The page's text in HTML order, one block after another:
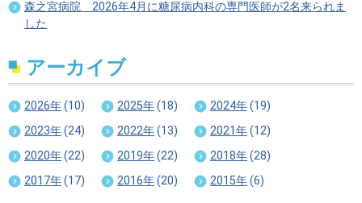
森之宮病院 2026年4月に糖尿病内科の専門医師が2名来られま
した
アーカイブ
2026年(10) 2025年(18) 2024年(19)
2023年(24) 2022年(13) 2021年(12)
2020年(22) 2019年(22) 2018年(28)
2017年(17) 2016年(20) 2015年(6)